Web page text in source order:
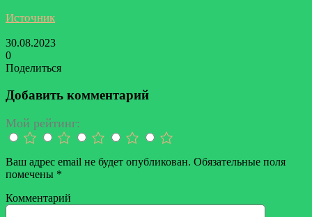
Источник
30.08.2023
0
Поделиться
через
электронную
почту
Добавить комментарий
Мой рейтинг:
Ваш адрес email не будет опубликован. Обязательные поля
помечены *
Комментарий